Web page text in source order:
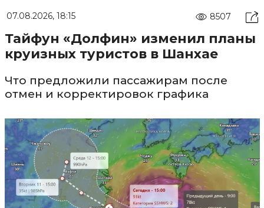
07.08.2026, 18:15 8507
Тайфун «Долфин» изменил планы
круизных туристов в Шанхае
Что предложили пассажирам после
отмен и корректировок графика